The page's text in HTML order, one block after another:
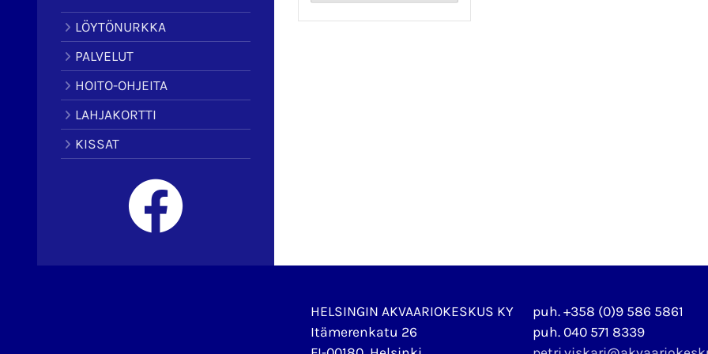
LÖYTÖNURKKA
PALVELUT
HOITO-OHJEITA
LAHJAKORTTI
KISSAT
HELSINGIN AKVAARIOKESKUS KY
Itämerenkatu 26
puh. +358 (0)9 586 5861
puh. 040 571 8339